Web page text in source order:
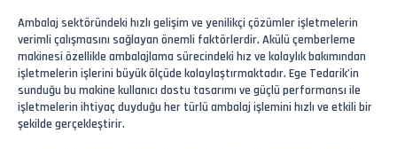
Ambalaj sektöründeki hızlı gelişim ve yenilikçi çözümler işletmelerin
verimli çalışmasını sağlayan önemli faktörlerdir. Akülü çemberleme
makinesi özellikle ambalajlama sürecindeki hız ve kolaylık bakımından
işletmelerin işlerini büyük ölçüde kolaylaştırmaktadır. Ege Tedarik’in
sunduğu bu makine kullanıcı dostu tasarımı ve güçlü performansı ile
işletmelerin ihtiyaç duyduğu her türlü ambalaj işlemini hızlı ve etkili bir
şekilde gerçekleştirir.